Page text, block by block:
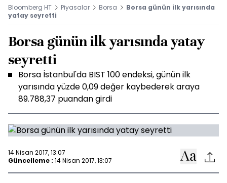
Bloomberg HT Piyasalar Borsa
Borsa günün ilk yarısında
yatay seyretti
Borsa günün ilk yarısında yatay
seyretti
Borsa İstanbul'da BIST 100 endeksi, günün ilk
yarısında yüzde 0,09 değer kaybederek araya
89.788,37 puandan girdi
14 Nisan 2017, 13:07
Güncelleme : 14 Nisan 2017, 13:07